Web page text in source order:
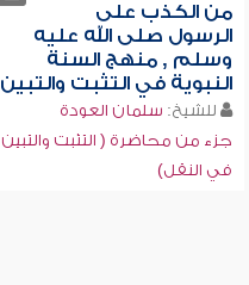
من الكذب على
الرسول صلى الله عليه
وسلم , منهج السنة
النبوية في التثبت والتبين
للشيخ: سلمان العودة
جزء من محاضرة ( التثبت والتبين
في النقل)